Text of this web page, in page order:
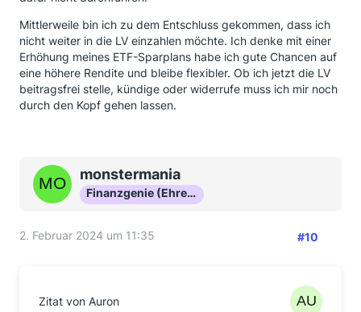
Mittlerweile bin ich zu dem Entschluss gekommen, dass ich
nicht weiter in die LV einzahlen möchte. Ich denke mit einer
Erhöhung meines ETF-Sparplans habe ich gute Chancen auf
eine höhere Rendite und bleibe flexibler. Ob ich jetzt die LV
beitragsfrei stelle, kündige oder widerrufe muss ich mir noch
durch den Kopf gehen lassen.
monstermania
Finanzgenie (Ehrenmitglied)
2. Februar 2024 um 11:35 #10
Zitat von Auron